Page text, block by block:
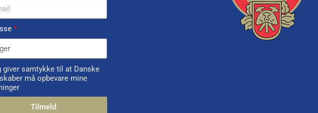
*
giver samtykke til at Danske
må opbevare mine
Tilmeld